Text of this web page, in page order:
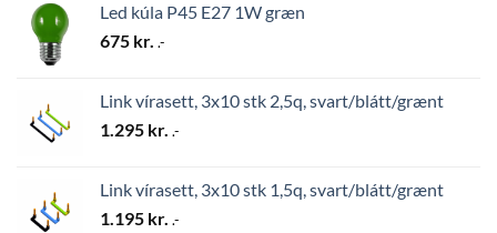
Led kúla P45 E27 1W græn
675 kr. .-
Link vírasett, 3x10 stk 2,5q, svart/blátt/grænt
1.295 kr. .-
Link vírasett, 3x10 stk 1,5q, svart/blátt/grænt
1.195 kr. .-